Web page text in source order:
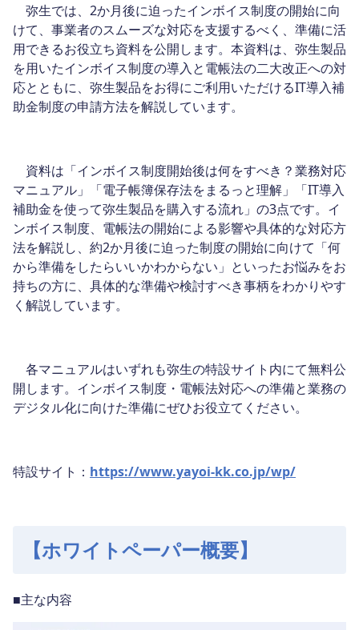
弥生では、2か月後に迫ったインボイス制度の開始に向
けて、事業者のスムーズな対応を支援するべく、準備に活
用できるお役立ち資料を公開します。本資料は、弥生製品
を用いたインボイス制度の導入と電帳法の二大改正への対
応とともに、弥生製品をお得にご利用いただけるIT導入補
助金制度の申請方法を解説しています。
資料は「インボイス制度開始後は何をすべき？業務対応
マニュアル」「電子帳簿保存法をまるっと理解」「IT導入
補助金を使って弥生製品を購入する流れ」の3点です。イ
ンボイス制度、電帳法の開始による影響や具体的な対応方
法を解説し、約2か月後に迫った制度の開始に向けて「何
から準備をしたらいいかわからない」といったお悩みをお
持ちの方に、具体的な準備や検討すべき事柄をわかりやす
く解説しています。
各マニュアルはいずれも弥生の特設サイト内にて無料公
開します。インボイス制度・電帳法対応への準備と業務の
デジタル化に向けた準備にぜひお役立てください。
特設サイト： https://www.yayoi-kk.co.jp/wp/
【ホワイトペーパー概要】
■主な内容